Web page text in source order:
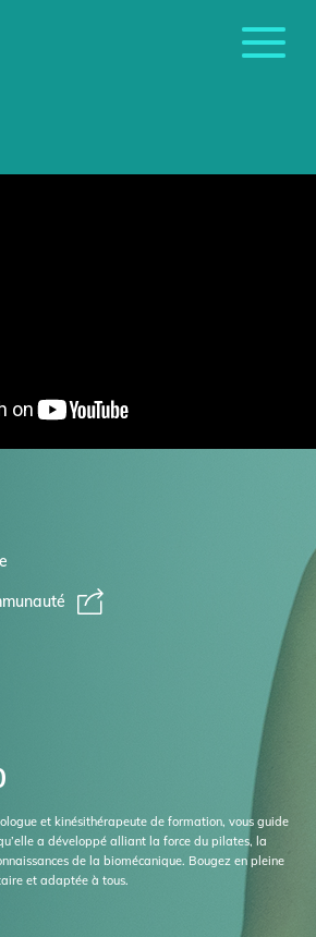
et kinésithérapeute de formation, vous guide
a développé alliant la force du pilates, la
de la biomécanique. Bougez en pleine
et adaptée à tous.